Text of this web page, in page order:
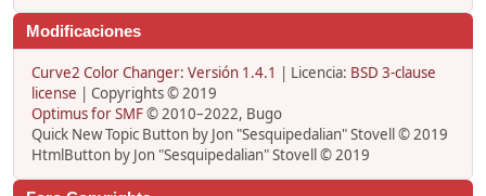
Modificaciones
Curve2 Color Changer: Versión 1.4.1 | Licencia: BSD 3-clause
license | Copyrights © 2019
Optimus for SMF© 2010–2022, Bugo
Quick New Topic Button by Jon "Sesquipedalian" Stovell © 2019
HtmlButton by Jon "Sesquipedalian" Stovell © 2019